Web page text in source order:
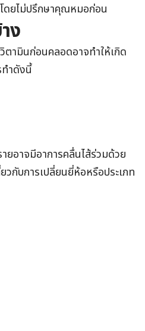
ดยไม่ปรึกษาคุณหมอก่อน
ง
ตามินก่อนคลอดอาจทำให้เกิด
ำดังนี้
อาจมีอาการคลื่นไส้ร่วมด้วย
กับการเปลี่ยนยี่ห้อหรือประเภท